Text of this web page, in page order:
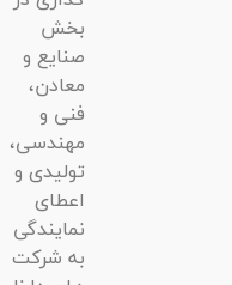
بخش
صنایع و
معادن،
فنی و
مهندسی،
تولیدی و
اعطای
نمایندگی
به شرکت